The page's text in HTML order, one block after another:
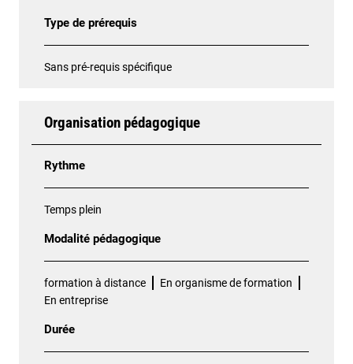
Type de prérequis
Sans pré-requis spécifique
Organisation pédagogique
Rythme
Temps plein
Modalité pédagogique
formation à distance
En organisme de formation
En entreprise
Durée